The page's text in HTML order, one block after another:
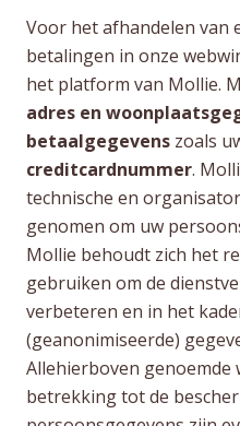
Voor het afhandelen van
betalingen in onze
het platform van Mollie.
adres en
betaalgegevens zoals
creditcardnummer.
technische en
genomen om uw
Mollie behoudt zich het
gebruiken om de
verbeteren en in het
(geanonimiseerde)
Allehierboven
betrekking tot de